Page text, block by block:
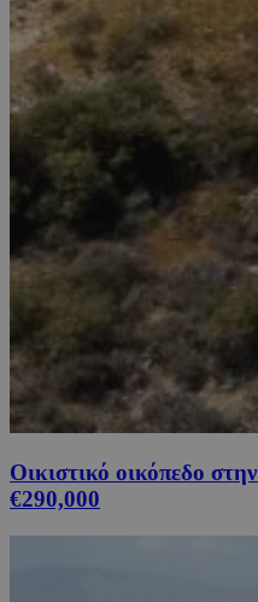
Οικιστικό οικόπεδο
€290,000